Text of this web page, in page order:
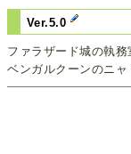
Ver.5.0
ファラザード城の執務
ベンガルクーンのニャ